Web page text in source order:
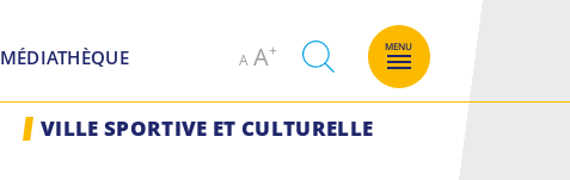
MÉDIATHÈQUE A
Decrease
font
AIncrease
size.
MENU
VILLE SPORTIVE ET CULTURELLE